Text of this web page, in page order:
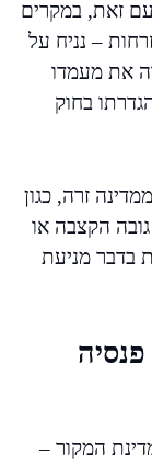
זאת, במקרים
– נניח על
את מעמדו
בחוק
זרה, כגון
הקצבה או
בדבר מניעת
המקור –